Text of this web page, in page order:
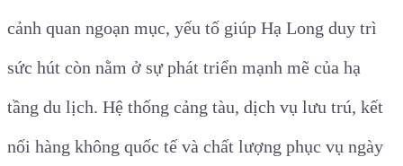
cảnh quan ngoạn mục, yếu tố giúp Hạ Long duy trì
sức hút còn nằm ở sự phát triển mạnh mẽ của hạ
tầng du lịch. Hệ thống cảng tàu, dịch vụ lưu trú, kết
nối hàng không quốc tế và chất lượng phục vụ ngày